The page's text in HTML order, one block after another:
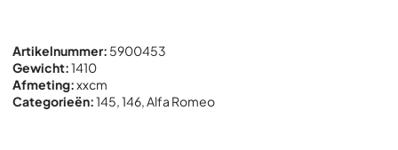
Artikelnummer: 5900453
Gewicht:1410
Afmeting:xxcm
Categorieën:145,146,Alfa Romeo